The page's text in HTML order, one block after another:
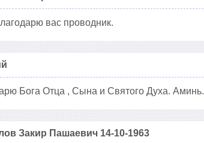
вас проводник.
Бога Отца , Сына и Святого Духа. Аминь.
Закир Пашаевич 14-10-1963